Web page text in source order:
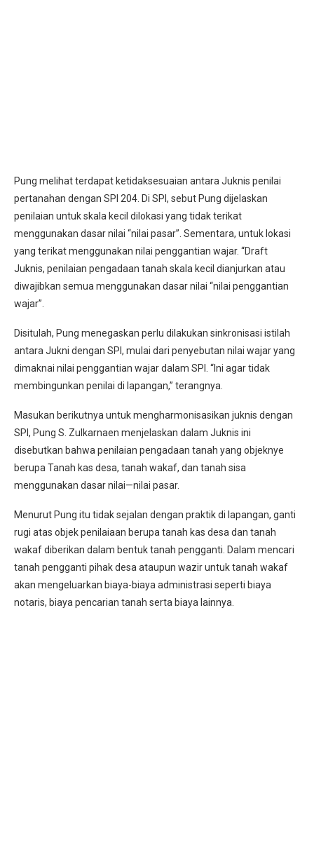
Pung melihat terdapat ketidaksesuaian antara Juknis penilai
pertanahan dengan SPI 204. Di SPI, sebut Pung dijelaskan
penilaian untuk skala kecil dilokasi yang tidak terikat
menggunakan dasar nilai “nilai pasar”. Sementara, untuk lokasi
yang terikat menggunakan nilai penggantian wajar. “Draft
Juknis, penilaian pengadaan tanah skala kecil dianjurkan atau
diwajibkan semua menggunakan dasar nilai “nilai penggantian
wajar”.
Disitulah, Pung menegaskan perlu dilakukan sinkronisasi istilah
antara Jukni dengan SPI, mulai dari penyebutan nilai wajar yang
dimaknai nilai penggantian wajar dalam SPI. “Ini agar tidak
membingunkan penilai di lapangan,” terangnya.
Masukan berikutnya untuk mengharmonisasikan juknis dengan
SPI, Pung S. Zulkarnaen menjelaskan dalam Juknis ini
disebutkan bahwa penilaian pengadaan tanah yang objeknye
berupa Tanah kas desa, tanah wakaf, dan tanah sisa
menggunakan dasar nilai—nilai pasar.
Menurut Pung itu tidak sejalan dengan praktik di lapangan, ganti
rugi atas objek penilaiaan berupa tanah kas desa dan tanah
wakaf diberikan dalam bentuk tanah pengganti. Dalam mencari
tanah pengganti pihak desa ataupun wazir untuk tanah wakaf
akan mengeluarkan biaya-biaya administrasi seperti biaya
notaris, biaya pencarian tanah serta biaya lainnya.